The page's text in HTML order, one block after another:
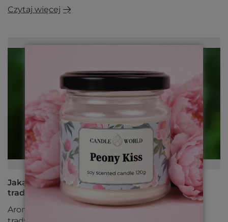
Czytaj więcej
Jaką formę aromaterapii wybrać? Porównanie
tradycyjnych i nowoczesnych metod
Aromaterapia może mieć wiele twarzy – od